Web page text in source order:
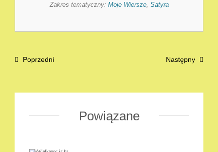
Zakres tematyczny: Moje Wiersze, Satyra
Następny
Poprzedni
Powiązane